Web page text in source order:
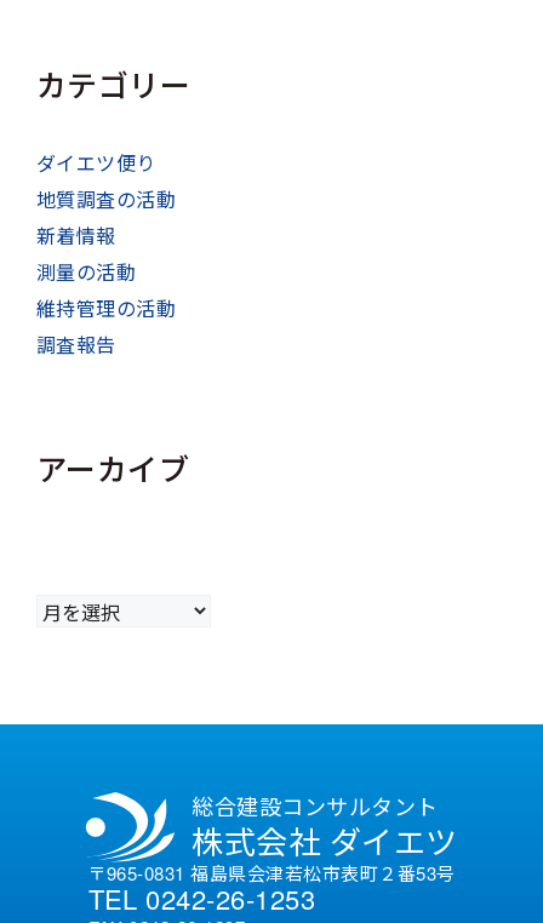
カテゴリー
ダイエツ便り
地質調査の活動
新着情報
測量の活動
維持管理の活動
調査報告
アーカイブ
ア
ー
総合建設コンサルタント
株式会社 ダイエツ
〒965-0831 福島県会津若松市表町２番53号
TEL 0242-26-1253